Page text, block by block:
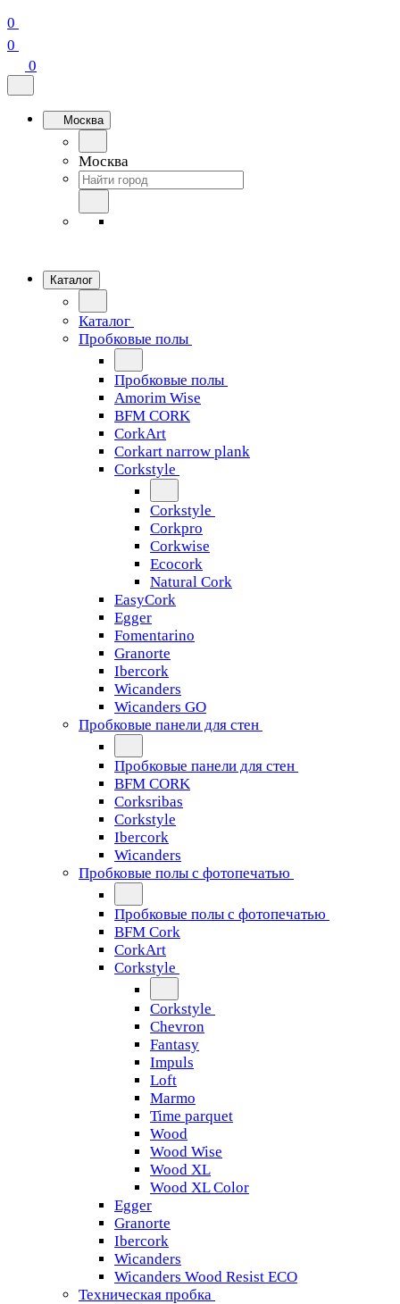
0
0
0
Москва
Москва
Каталог
Каталог
Пробковые полы
Пробковые полы
Amorim Wise
BFM CORK
CorkArt
Corkart narrow plank
Corkstyle
Corkstyle
Corkpro
Corkwise
Ecocork
Natural Cork
EasyCork
Egger
Fomentarino
Granorte
Ibercork
Wicanders
Wicanders GO
Пробковые панели для стен
Пробковые панели для стен
BFM CORK
Corksribas
Corkstyle
Ibercork
Wicanders
Пробковые полы с фотопечатью
Пробковые полы с фотопечатью
BFM Cork
CorkArt
Corkstyle
Corkstyle
Chevron
Fantasy
Impuls
Loft
Marmo
Time parquet
Wood
Wood Wise
Wood XL
Wood XL Color
Egger
Granorte
Ibercork
Wicanders
Wicanders Wood Resist ECO
Техническая пробка